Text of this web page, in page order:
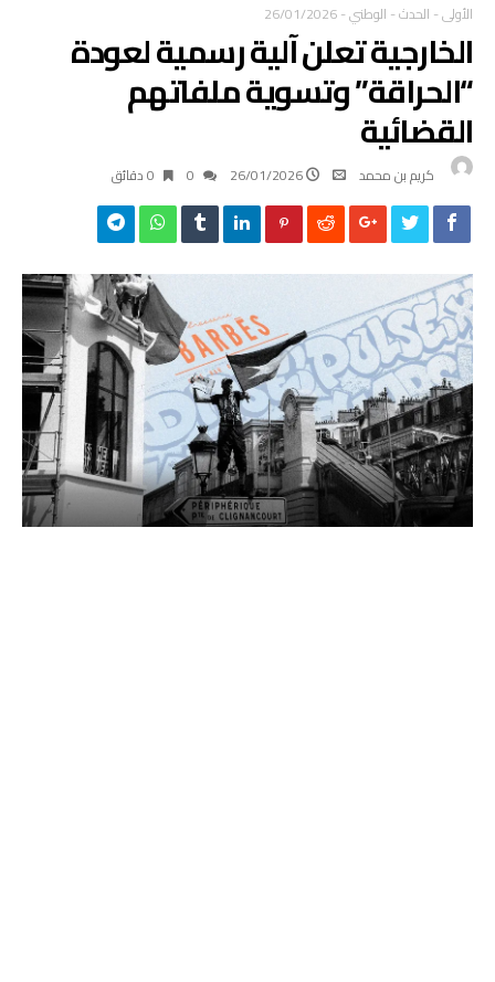
الأولى- الحدث- الوطني-
26/01/2026
الخارجية تعلن آلية رسمية لعودة
“الحراقة” وتسوية ملفاتهم
القضائية
كريم بن محمد 26/01/2026 0 ‫دقائق‬